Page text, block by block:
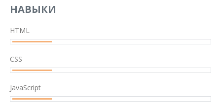
НАВЫКИ
HTML
CSS
JavaScript